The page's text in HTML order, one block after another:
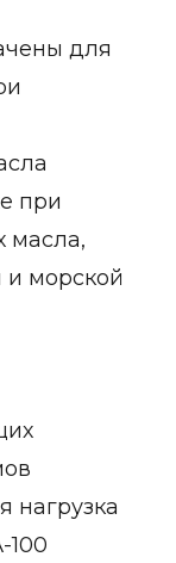
для
при
масла,
и морской
нагрузка
100